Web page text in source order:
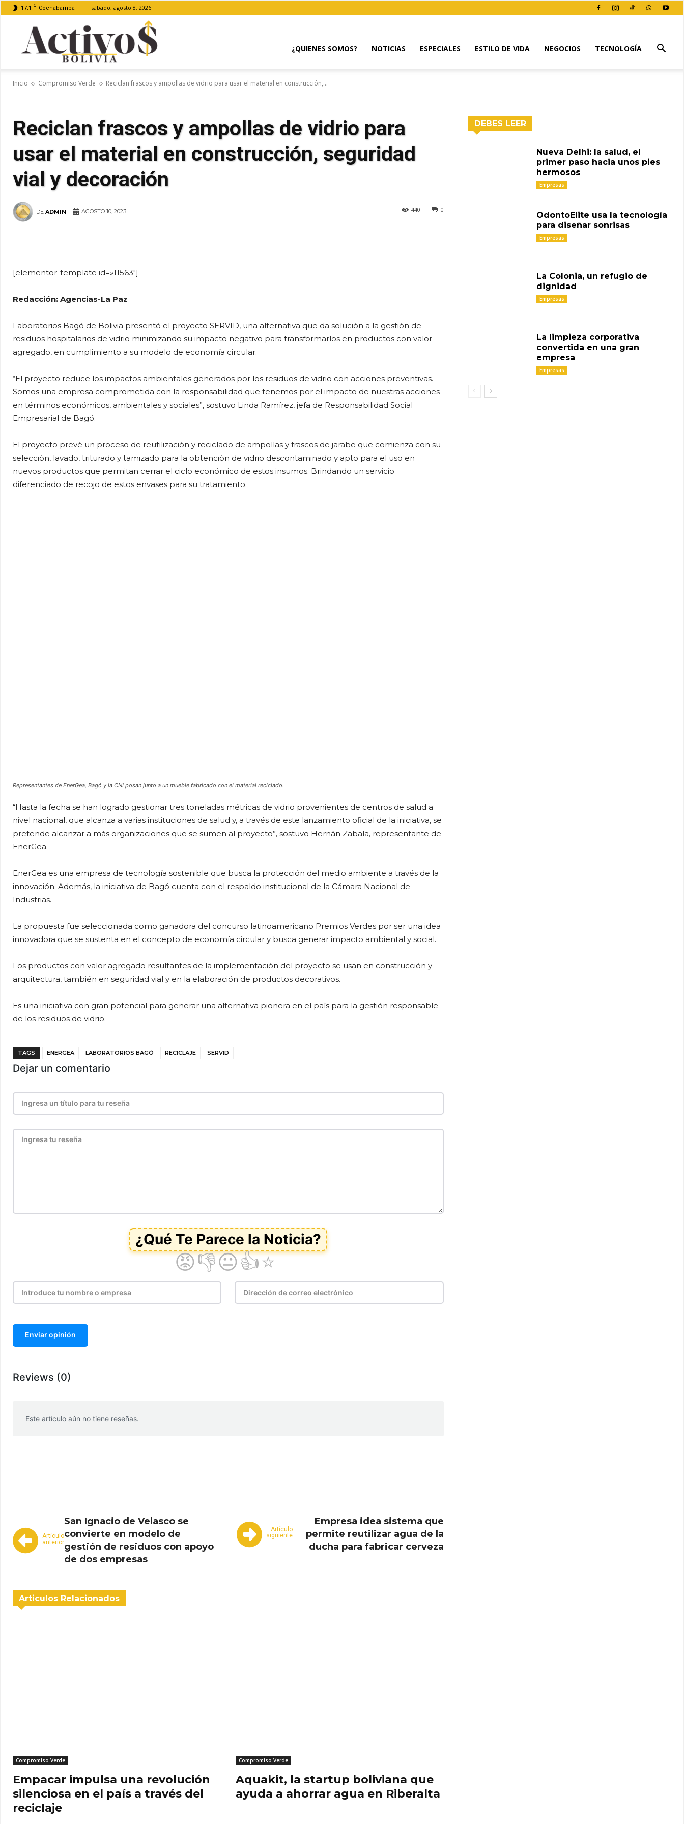
17.1 C Cochabamba sábado, agosto 8, 2026
¿QUIENES SOMOS? NOTICIAS ESPECIALES ESTILO DE VIDA NEGOCIOS TECNOLOGÍA
Inicio Compromiso Verde Reciclan frascos y ampollas de vidrio para usar el material en construcción,...
Reciclan frascos y ampollas de vidrio para
usar el material en construcción, seguridad
vial y decoración
DE ADMIN 0
440
AGOSTO 10, 2023
[elementor-template id=»11563″]
Redacción: Agencias-La Paz
Laboratorios Bagó de Bolivia presentó el proyecto SERVID, una alternativa que da solución a la gestión de
residuos hospitalarios de vidrio minimizando su impacto negativo para transformarlos en productos con valor
agregado, en cumplimiento a su modelo de economía circular.
“El proyecto reduce los impactos ambientales generados por los residuos de vidrio con acciones preventivas.
Somos una empresa comprometida con la responsabilidad que tenemos por el impacto de nuestras acciones
en términos económicos, ambientales y sociales”, sostuvo Linda Ramírez, jefa de Responsabilidad Social
Empresarial de Bagó.
El proyecto prevé un proceso de reutilización y reciclado de ampollas y frascos de jarabe que comienza con su
selección, lavado, triturado y tamizado para la obtención de vidrio descontaminado y apto para el uso en
nuevos productos que permitan cerrar el ciclo económico de estos insumos. Brindando un servicio
diferenciado de recojo de estos envases para su tratamiento.
Representantes de EnerGea, Bagó y la CNI posan junto a un mueble fabricado con el material reciclado.
“Hasta la fecha se han logrado gestionar tres toneladas métricas de vidrio provenientes de centros de salud a
nivel nacional, que alcanza a varias instituciones de salud y, a través de este lanzamiento oficial de la iniciativa, se
pretende alcanzar a más organizaciones que se sumen al proyecto”, sostuvo Hernán Zabala, representante de
EnerGea.
EnerGea es una empresa de tecnología sostenible que busca la protección del medio ambiente a través de la
innovación. Además, la iniciativa de Bagó cuenta con el respaldo institucional de la Cámara Nacional de
Industrias.
La propuesta fue seleccionada como ganadora del concurso latinoamericano Premios Verdes por ser una idea
innovadora que se sustenta en el concepto de economía circular y busca generar impacto ambiental y social.
Los productos con valor agregado resultantes de la implementación del proyecto se usan en construcción y
arquitectura, también en seguridad vial y en la elaboración de productos decorativos.
Es una iniciativa con gran potencial para generar una alternativa pionera en el país para la gestión responsable
de los residuos de vidrio.
TAGS ENERGEA LABORATORIOS BAGÓ RECICLAJE SERVID
Dejar un comentario
Enviar opinión
Reviews (0)
Este artículo aún no tiene reseñas.
Artículo
anterior
San Ignacio de Velasco se
convierte en modelo de
gestión de residuos con apoyo
de dos empresas
Artículo
siguiente
Empresa idea sistema que
permite reutilizar agua de la
ducha para fabricar cerveza
Articulos Relacionados
Compromiso Verde
Empacar impulsa una revolución
silenciosa en el país a través del
reciclaje
Compromiso Verde
Aquakit, la startup boliviana que
ayuda a ahorrar agua en Riberalta
DEBES LEER
Nueva Delhi: la salud, el
primer paso hacia unos pies
hermosos
Empresas
OdontoElite usa la tecnología
para diseñar sonrisas
Empresas
La Colonia, un refugio de
dignidad
Empresas
La limpieza corporativa
convertida en una gran
empresa
Empresas